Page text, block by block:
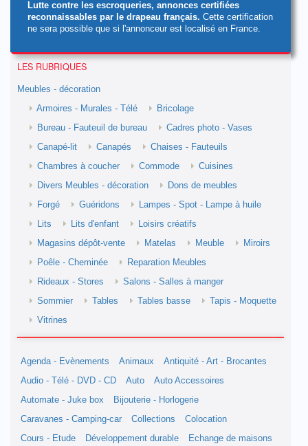
Lutte contre les escroqueries, annonces certifiées
reconnaissables par le drapeau français. Cette certification
ne sera possible que si l'annonceur est localisé en France.
LES RUBRIQUES
Meubles - décoration
Armoires - Murales - Télé
Bricolage
Bureau - Fauteuil de bureau
Cadres photo - Vases
Canapé-lit
Canapés
Chaises - Fauteuils
Chambres à coucher
Commode
Cuisines
Divers Meubles - décoration
Dons de meubles
Forgé
Guéridons
Lampes - Spot - Lampe à huile
Lits
Lits d'enfant
Loisirs créatifs
Magasins dépôt-vente
Matelas Meuble
Miroirs
Poêle - Cheminée
Reparation Meubles
Rideaux - Stores
Salons - Salles à manger
Sommier
Tables Tables basse
Tapis - Moquette
Vitrines
Agenda - Evènements Animaux
Antiquité - Art - Brocantes
Audio - Télé - DVD - CD
Auto
Auto Accessoires
Automate - Juke box
Bijouterie - Horlogerie
Caravanes - Camping-car
Collections
Colocation
Cours - Etude
Développement durable
Echange de maisons